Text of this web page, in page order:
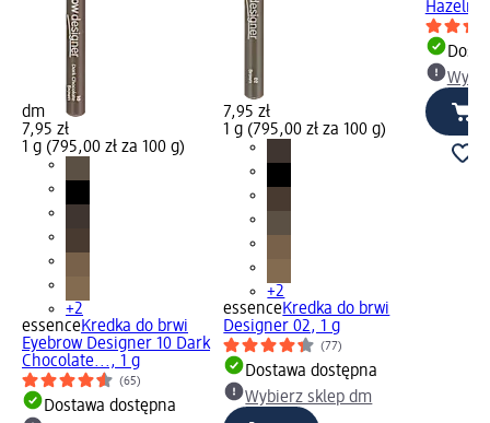
dm
7,95 zł
1 g (795,00 zł za 100 g)
+2
essenceKredka do brwi
Eyebrow Designer 10 Dark
Chocolate..., 1 g
(65)
Dostawa dostępna
7,95 zł
1 g (795,00 zł za 100 g)
+2
essenceKredka do brwi
Designer 02, 1 g
(77)
Dostawa dostępna
Wybierz sklep dm